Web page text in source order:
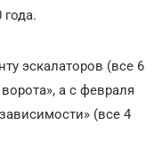
эскалаторов (все 6
а с февраля
(все 4